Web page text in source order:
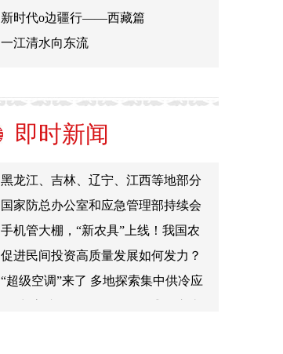
新时代o边疆行——西藏篇
一江清水向东流
即时新闻
面对“高烤”如何答题？今年盛夏这些
检查
齐齐哈尔第三十四中学体育馆坍塌事
故原因初步查明
齐齐哈尔市市长：向遇难者表示沉痛
哀悼，向遇难者家属、受伤人员及亲
齐齐哈尔第三十四中学体育馆坍塌事
河流发生超警以上洪水
国家防总办公室和应急管理部持续会
商调度重点地区防汛防台风工作
手机管大棚，“新农具”上线！我国农
村网民规模达3.08亿人
促进民间投资高质量发展如何发力？
新举措传递何种信号？
“超级空调”来了 多地探索集中供冷应
对高温天气
面对“高烤”如何答题？今年盛夏这些